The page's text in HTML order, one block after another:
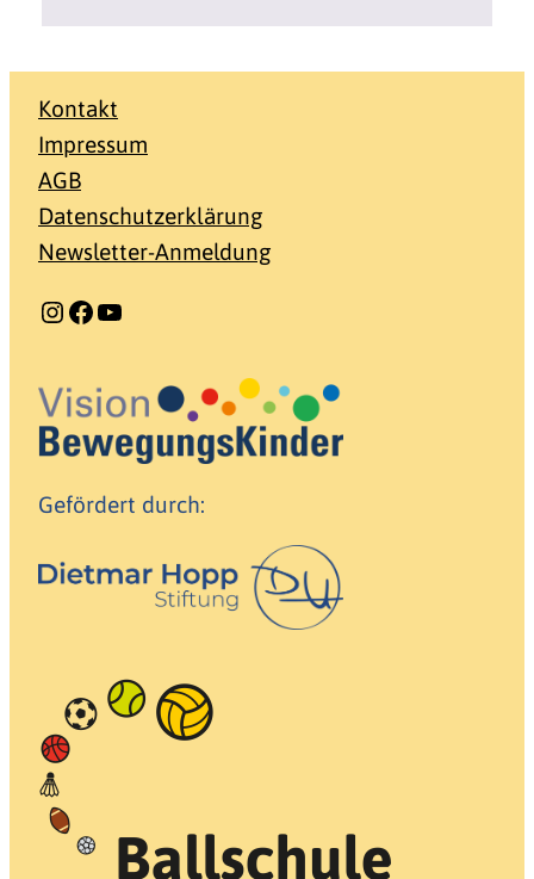
Kontakt
Impressum
AGB
Datenschutzerklärung
Newsletter-Anmeldung
Instagram Facebook YouTube
Gefördert durch: